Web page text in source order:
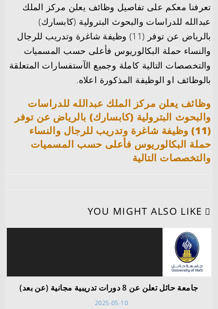
تعرفنا معكم على تفاصيل وظائف يعلن مركز الملك
عبدالله للدراسات والبحوث البترولية (كابسارك)
بالرياض عن توفر (11) وظيفة شاغرة وتدريب للرجال
والنساء حملة البكالوريوس فأعلى حسب المسميات
والتخصصات التالية كاملة وجميع الآستفسارات المتعلقة
بالوظائف او الوظيفة المذكورة اعلاه.
وظائف يعلن مركز الملك عبدالله للدراسات
والبحوث البترولية (كابسارك) بالرياض عن توفر
(11) وظيفة شاغرة وتدريب للرجال والنساء
حملة البكالوريوس فأعلى حسب المسميات
والتخصصات التالية
YOU MIGHT ALSO LIKE
جامعة حائل تعلن عن 8 دورات تدريبية مجانية (عن بعد)
2025-05-10